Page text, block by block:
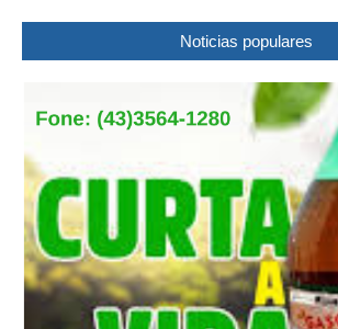
Noticias populares